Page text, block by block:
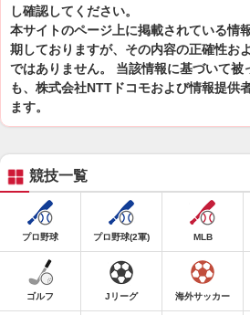
し確認してください。
本サイトのページ上に掲載されている情
期しておりますが、その内容の正確性お
ではありません。 当該情報に基づいて被
も、株式会社NTTドコモおよび情報提供
ます。
競技一覧
プロ野球 プロ野球(2軍) MLB
ゴルフ Jリーグ 海外サッカー